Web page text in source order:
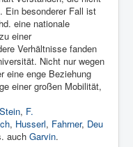
Ein besonderer Fall ist
eine nationale
einer
Verhältnisse fanden
Nicht nur wegen
eine enge Beziehung
einer großen Mobilität,
, F.
, Husserl, Fahrner, Deu
auch Garvin.